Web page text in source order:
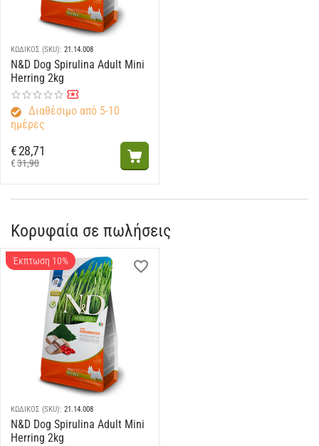
ΚΩΔΙΚΟΣ (SKU): 21.14.008
N&D Dog Spirulina Adult Mini
Herring 2kg
Διαθέσιμο από 5-10
ημέρες
€31,90
€28,71
Κορυφαία σε πωλήσεις
Έκπτωση 10%
ΚΩΔΙΚΟΣ (SKU): 21.14.008
N&D Dog Spirulina Adult Mini
Herring 2kg